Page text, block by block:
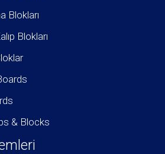
Blokları
Blokları
& Blocks